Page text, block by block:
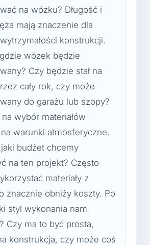
na wózku? Długość i
mają znaczenie dla
konstrukcji.
wózek będzie
Czy będzie stał na
cały rok, czy może
do garażu lub szopy?
na wybór materiałów
warunki atmosferyczne.
budżet chcemy
na ten projekt? Często
materiały z
znacznie obniży koszty. Po
styl wykonania nam
Czy ma to być prosta,
konstrukcja, czy może coś